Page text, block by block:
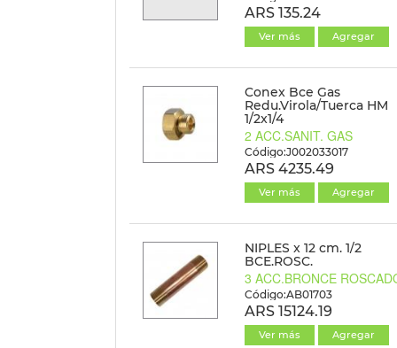
ARS 135.24
Ver más Agregar
Conex Bce Gas
Redu.Virola/Tuerca HM
1/2x1/4
2 ACC.SANIT. GAS
Código:J002033017
ARS 4235.49
Ver más Agregar
NIPLES x 12 cm. 1/2
BCE.ROSC.
3 ACC.BRONCE
Código:AB01703
ARS 15124.19
Ver más Agregar